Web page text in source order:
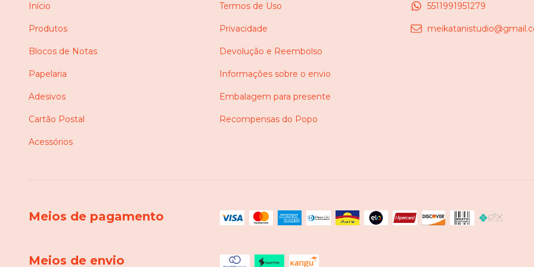
Início
Produtos
Blocos de Notas
Papelaria
Adesivos
Cartão Postal
Acessórios
Termos de Uso
Privacidade
Devolução e Reembolso
Informações sobre o envio
Embalagem para presente
Recompensas do Popo
5511991951279
Meios de pagamento
Meios de envio